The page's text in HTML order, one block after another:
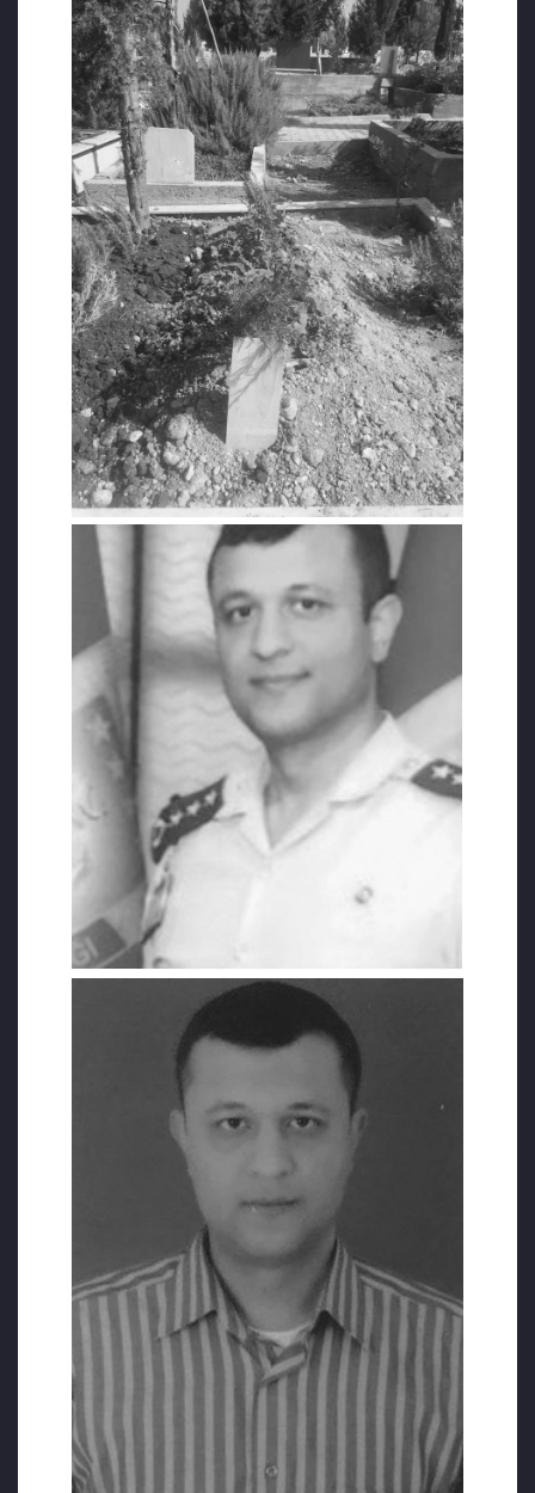
Adli Tıp Kurumu’nun resmi olarak “infaz
erteleme” kararı vermesine ve insan hakları
savunucularının meclise verdiği soru
önergelerine rağmen mahkeme tahliye
taleplerini reddetti. Avıalan, ailesine
gönderdiği son faks mesajında tıbbi bakım
alamadığını, çok büyük acılar çektiğini ve
ölüme terk edildiğini ifade etmişti. Avıalan,
yargılama sürecinde yaptığı savunmalarda
kendisine yöneltilen “Yurtta Sulh Konseyi
Üyeliği” suçlamasını kesin bir dille reddetmiş
ve bu yapının hukuki bir gerçekliği olmadığını
savunmuştur.
Konseyin varlığına, işleyişine veya planlarına
dair dosyada somut hiçbir kanıt
bulunmadığını belirten Avıalan, “Bu konsey,
asıl failleri gizlemek ve faturayı belirli
askerlere kesmek için zorlama yöntemlerle
üretilmiş hayali bir aldatmacadır.
İddianamede darbe kararının Aralık 2015 ve
Mart 2016’da alındığı iddia edilmesine
rağmen, askerleri darbeye zorladığı öne
sürülen gelişmelerin bu tarihlerden çok daha
sonra yaşanması mantık kurallarına aykırıdır.
Sözde konsey üyelerinin darbe gecesi
Türkiye’nin tamamen farklı şehirlerinde
bulunması ve birbirlerinden habersiz
olmaları askeri mantıkla açıklanamaz.”
ifadelerini kullandı.
Darbe günü izinli olduğunu ve 18
Temmuz’daki doktora mülakatına çalışıp
darbeden haberdar olmadığını belirten
Avıalan, savunmasında dönemin
Genelkurmay Başkanı Hulusi Akar, MİT
Başkanı Hakan Fidan ve Özel Kuvvetler
Komutanı Zekai Aksakallı arasında darbeden
hemen önce gerçekleşen kritik görüşmelerin
üzerinin örtüldüğünü belirtmiştir. Kendisinin
örgüt üyeliğine delil olarak gösterilen
görevlendirmelerin tamamının Hulusi Akar
ve sıralı komutanların doğrudan emirleriyle
yapıldığını vurgulamıştır. Normal şartlarda
2015 yılında Doğu görevine tayin edilmesi
gerekirken, mevzuatta yeri olmayan idari
kararlarla Ankara’da tutulduğunu ve
ardından Genelkurmay Karargahı’na
atandığını ifade etmiştir. Bu hayatın olağan
akışına aykırı atama kararlarının arkasındaki
iradenin bağımsız heyetlerce araştırılması
için “hodri meydan” diyerek çağrıda